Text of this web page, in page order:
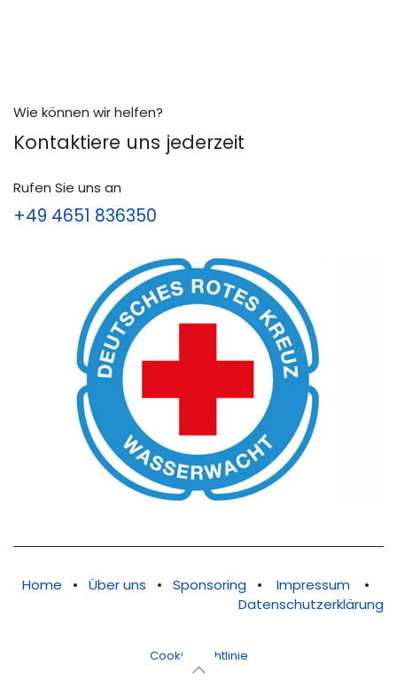
Wie können wir helfen?
Kontaktiere uns jederzeit
Rufen Sie uns an
+49 4651 836350
Home • Über uns • Sponsoring • Impressum
•
Datenschutzerklärung
Cookie-Richtlinie